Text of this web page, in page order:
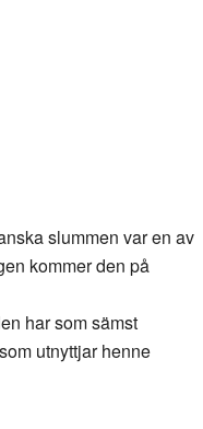
slummen var en av
kommer den på
har som sämst
utnyttjar henne